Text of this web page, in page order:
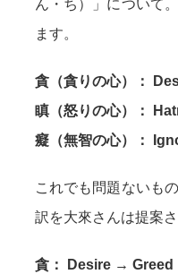
ん・ち）」について
ます。
貪（貪りの心）：
瞋（怒りの心）：
癡（無智の心）：
これでも問題ないも
訳を大來さんは提案さ
貪： Desire → Greed